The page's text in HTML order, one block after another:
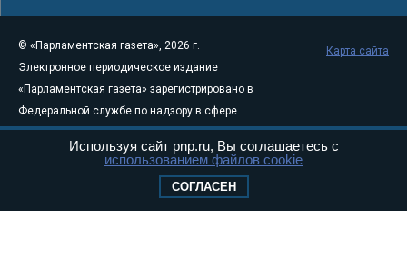
© «Парламентская газета», 2026 г.
Электронное периодическое издание
«Парламентская газета» зарегистрировано в
Федеральной службе по надзору в сфере
связи, информационных технологий и
массовых коммуникаций (Роскомнадзор) 05
Свидетельство о регистрации Эл № ФС77-
Карта сайта
Используя сайт pnp.ru, Вы соглашаетесь с
использованием файлов cookie
СОГЛАСЕН